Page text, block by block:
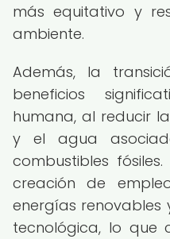
más equitativo y
ambiente.
Además, la
beneficios
humana, al reducir
y el agua
combustibles
creación de
energías renovables
tecnológica, lo que